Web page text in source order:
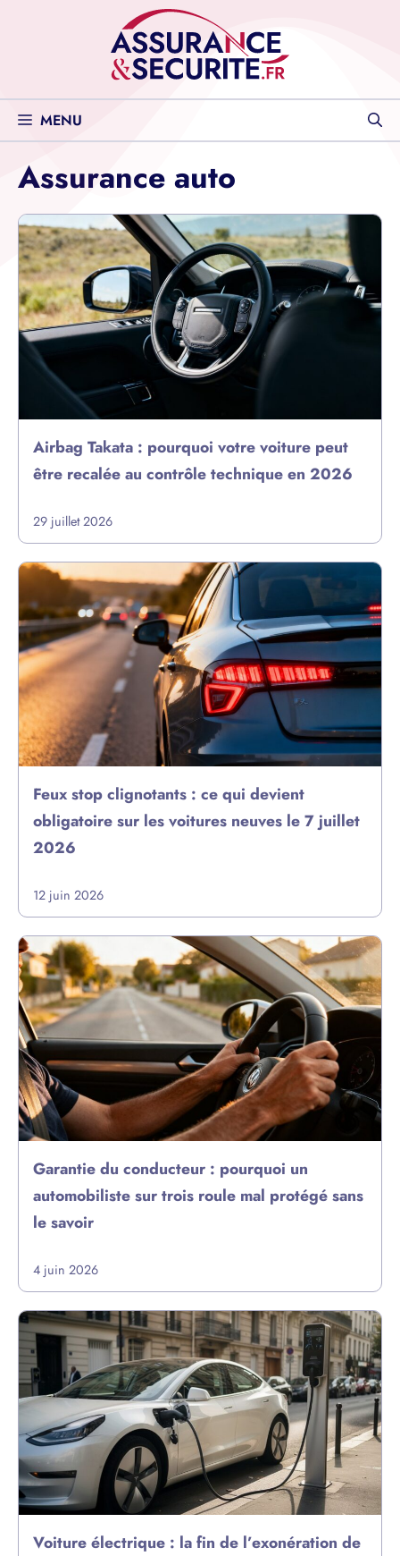
MENU
Assurance auto
Airbag Takata : pourquoi votre voiture peut
être recalée au contrôle technique en 2026
29 juillet 2026
Feux stop clignotants : ce qui devient
obligatoire sur les voitures neuves le 7 juillet
2026
12 juin 2026
Garantie du conducteur : pourquoi un
automobiliste sur trois roule mal protégé sans
le savoir
4 juin 2026
Voiture électrique : la fin de l’exonération de